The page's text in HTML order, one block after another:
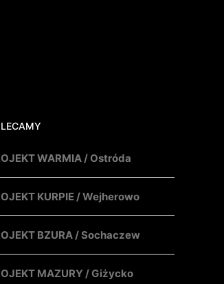
WARMIA / Ostróda
KURPIE / Wejherowo
BZURA / Sochaczew
MAZURY / Giżycko